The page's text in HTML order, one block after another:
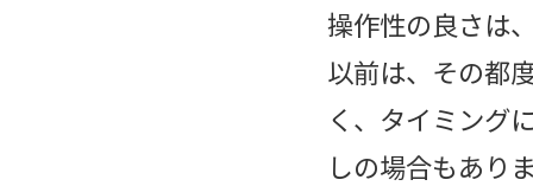
操作性の良さは
以前は、その都
く、タイミング
しの場合もあり